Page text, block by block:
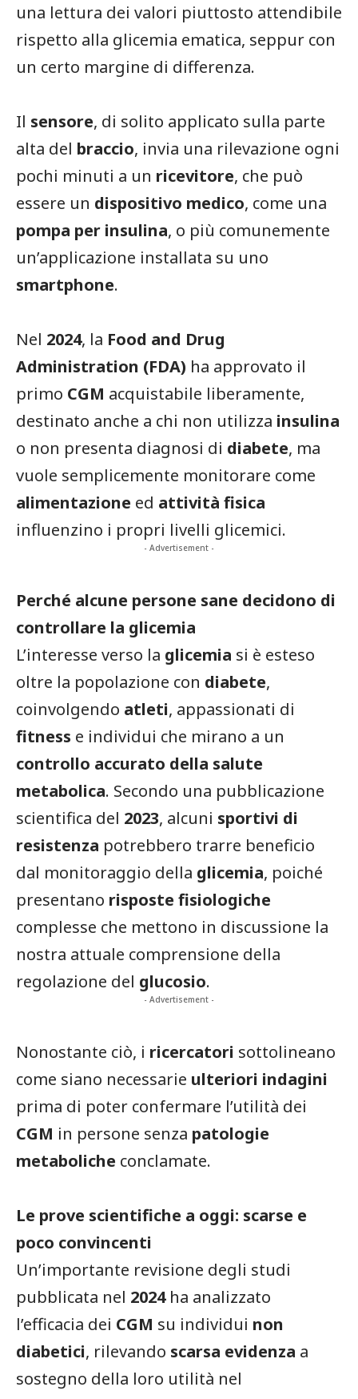
una lettura dei valori piuttosto attendibile
rispetto alla glicemia ematica, seppur con
un certo margine di differenza.
Il sensore, di solito applicato sulla parte
alta del braccio, invia una rilevazione ogni
pochi minuti a un ricevitore, che può
essere un dispositivo medico, come una
pompa per insulina, o più comunemente
un’applicazione installata su uno
smartphone.
Nel 2024, la Food and Drug
Administration (FDA) ha approvato il
primo CGM acquistabile liberamente,
destinato anche a chi non utilizza insulina
o non presenta diagnosi di diabete, ma
vuole semplicemente monitorare come
alimentazione ed attività fisica
influenzino i propri livelli glicemici.
- Advertisement -
Perché alcune persone sane decidono di
controllare la glicemia
L’interesse verso la glicemia si è esteso
oltre la popolazione con diabete,
coinvolgendo atleti, appassionati di
fitness e individui che mirano a un
controllo accurato della salute
metabolica. Secondo una pubblicazione
scientifica del 2023, alcuni sportivi di
resistenza potrebbero trarre beneficio
dal monitoraggio della glicemia, poiché
presentano risposte fisiologiche
complesse che mettono in discussione la
nostra attuale comprensione della
regolazione del glucosio.
- Advertisement -
Nonostante ciò, i ricercatori sottolineano
come siano necessarie ulteriori indagini
prima di poter confermare l’utilità dei
CGM in persone senza patologie
metaboliche conclamate.
Le prove scientifiche a oggi: scarse e
poco convincenti
Un’importante revisione degli studi
pubblicata nel 2024ha analizzato
l’efficacia dei CGM su individui non
diabetici, rilevando scarsa evidenza a
sostegno della loro utilità nel